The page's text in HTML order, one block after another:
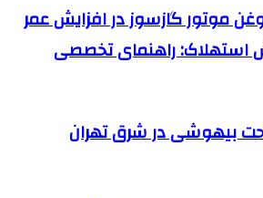
موتور گازسوز در افزایش عمر
استهلاک: راهنمای تخصصی
بیهوشی در شرق تهران